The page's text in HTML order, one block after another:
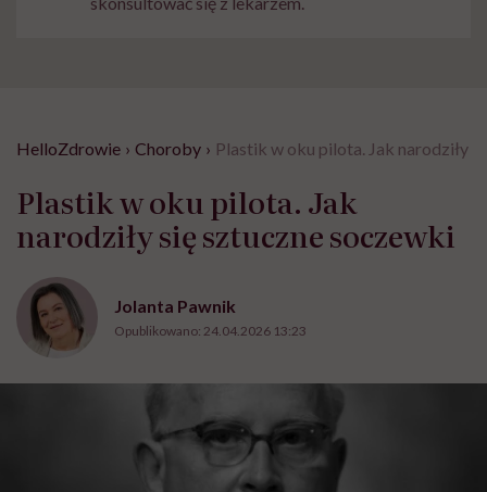
HelloZdrowie › Choroby › Plastik w oku pilota. Jak narodziły
Plastik w oku pilota. Jak
narodziły się sztuczne soczewki
Jolanta Pawnik
Opublikowano: 24.04.2026 13:23